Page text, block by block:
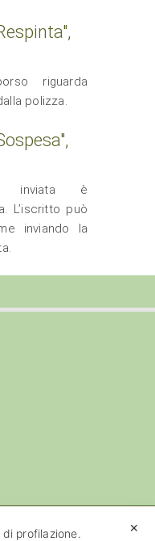
riguarda
polizza.
inviata è
L’iscritto può
inviando la
✕
profilazione.